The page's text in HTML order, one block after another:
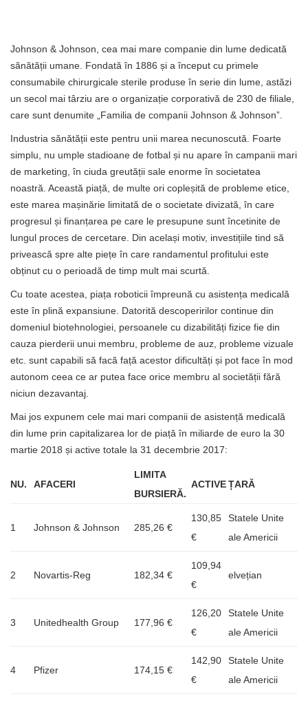
Johnson & Johnson, cea mai mare companie din lume dedicată
sănătății umane. Fondată în 1886 și a început cu primele
consumabile chirurgicale sterile produse în serie din lume, astăzi
un secol mai târziu are o organizație corporativă de 230 de filiale,
care sunt denumite „Familia de companii Johnson & Johnson”.
Industria sănătății este pentru unii marea necunoscută. Foarte
simplu, nu umple stadioane de fotbal și nu apare în campanii mari
de marketing, în ciuda greutății sale enorme în societatea
noastră. Această piață, de multe ori copleșită de probleme etice,
este marea mașinărie limitată de o societate divizată, în care
progresul și finanțarea pe care le presupune sunt încetinite de
lungul proces de cercetare. Din același motiv, investițiile tind să
privească spre alte piețe în care randamentul profitului este
obținut cu o perioadă de timp mult mai scurtă.
Cu toate acestea, piața roboticii împreună cu asistența medicală
este în plină expansiune. Datorită descoperirilor continue din
domeniul biotehnologiei, persoanele cu dizabilități fizice fie din
cauza pierderii unui membru, probleme de auz, probleme vizuale
etc. sunt capabili să facă față acestor dificultăți și pot face în mod
autonom ceea ce ar putea face orice membru al societății fără
niciun dezavantaj.
Mai jos expunem cele mai mari companii de asistență medicală
din lume prin capitalizarea lor de piață în miliarde de euro la 30
martie 2018 și active totale la 31 decembrie 2017:
NU. AFACERI
LIMITA
BURSIERĂ.
ACTIVEȚARĂ
1 Johnson & Johnson 285,26 €
130,85
€
Statele Unite
ale Americii
2 Novartis-Reg 182,34 €
109,94
€
elvețian
3 Unitedhealth Group 177,96 €
126,20
€
Statele Unite
ale Americii
4 Pfizer 174,15 €
142,90
€
Statele Unite
ale Americii